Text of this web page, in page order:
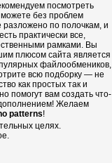
посмотреть
без проблем
разложено по полочкам, и
практически все,
рамками. Вы
плюсом сайта является
файлообмеников,
всю подборку — не
как простых так и
помогут вам создать что-
Желаем
patterns!
целях.